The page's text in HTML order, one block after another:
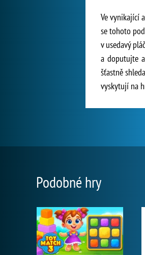
Ve vynikající
se tohoto
v usedavý
a doputujte
šťastně
vyskytují na
Podobné hry